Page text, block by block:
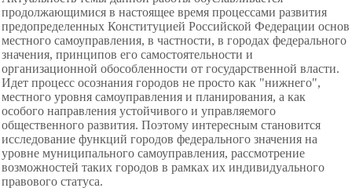
продолжающимися в настоящее время процессами развития
предопределенных Конституцией Российской Федерации основ
местного самоуправления, в частности, в городах федерального
значения, принципов его самостоятельности и
организационной обособленности от государственной власти.
Идет процесс осознания городов не просто как "нижнего",
местного уровня самоуправления и планирования, а как
особого направления устойчивого и управляемого
общественного развития. Поэтому интересным становится
исследование функций городов федерального значения на
уровне муниципального самоуправления, рассмотрение
возможностей таких городов в рамках их индивидуального
правового статуса.